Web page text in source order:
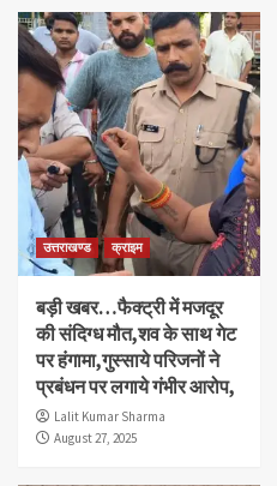
उत्तराखण्ड क्राइम
बड़ी खबर…फैक्ट्री में मजदूर
की संदिग्ध मौत,शव के साथ गेट
पर हंगामा,गुस्साये परिजनों ने
प्रबंधन पर लगाये गंभीर आरोप,
Lalit Kumar Sharma
August 27, 2025